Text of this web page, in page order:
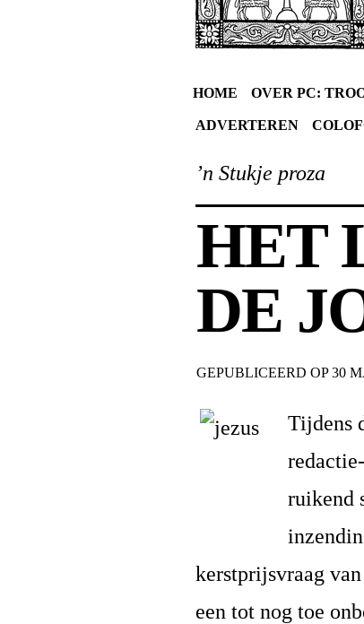
HOME OVER PC:
ADVERTEREN
’n Stukje proza
HET
DE
GEPUBLICEERD OP 30
Tijdens
ruikend
kerstprijsvraag
een tot nog toe